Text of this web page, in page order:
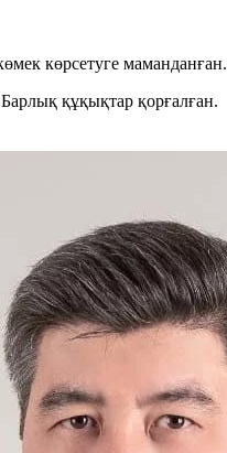
көрсетуге маманданған.
құқықтар қорғалған.